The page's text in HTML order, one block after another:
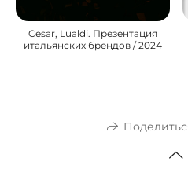
Cesar, Lualdi. Презентация
итальянских брендов / 2024